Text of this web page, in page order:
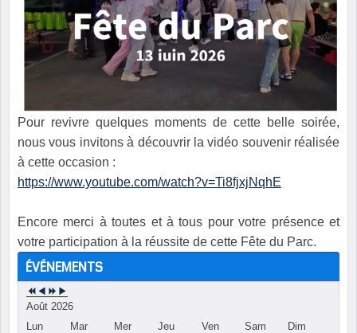
Pour revivre quelques moments de cette belle soirée,
nous vous invitons à découvrir la vidéo souvenir réalisée
à cette occasion :
https://www.youtube.com/watch?v=Ti8fjxjNqhE
Encore merci à toutes et à tous pour votre présence et
votre participation à la réussite de cette Fête du Parc.
ÉVÉNEMENTS
Août 2026
Lun
Mar Mer Jeu Ven Sam
Dim